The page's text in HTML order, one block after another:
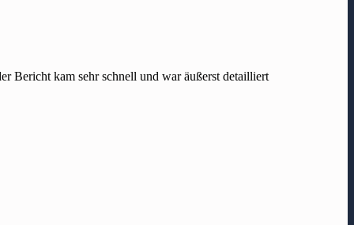
Bericht kam sehr schnell und war äußerst detailliert